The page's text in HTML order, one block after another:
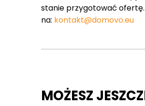
stanie przygotować ofertę.
na: kontakt@domovo.eu
MOŻESZ